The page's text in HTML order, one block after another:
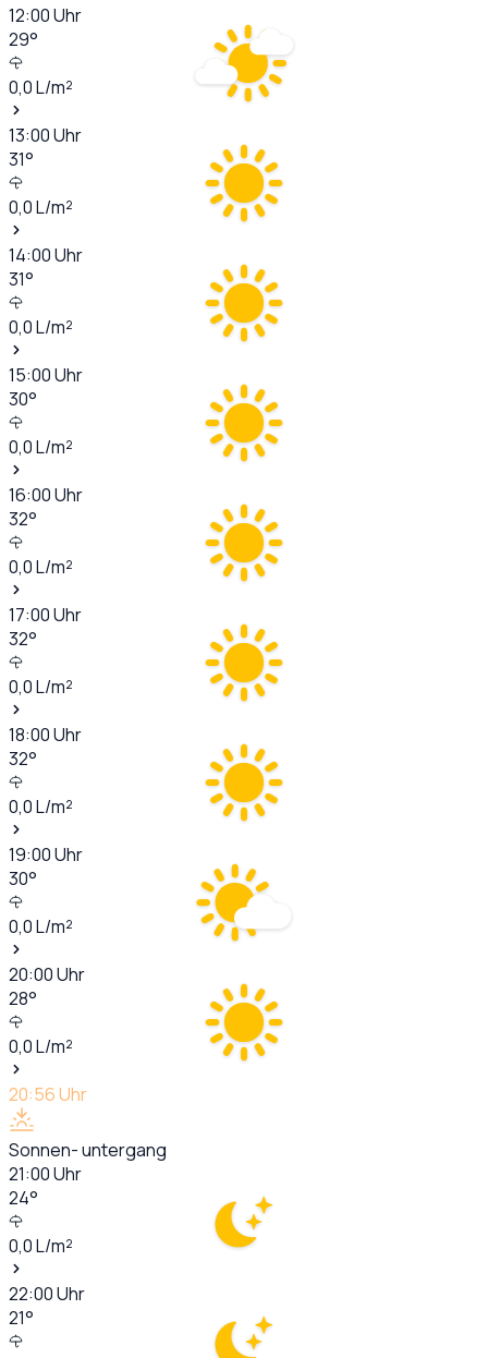
12:00Uhr
29°
0,0L/m²
13:00Uhr
31°
0,0L/m²
14:00Uhr
31°
0,0L/m²
15:00Uhr
30°
0,0L/m²
16:00Uhr
32°
0,0L/m²
17:00Uhr
32°
0,0L/m²
18:00Uhr
32°
0,0L/m²
19:00Uhr
30°
0,0L/m²
20:00Uhr
28°
0,0L/m²
20:56Uhr
Sonnen- untergang
21:00Uhr
24°
0,0L/m²
22:00Uhr
21°